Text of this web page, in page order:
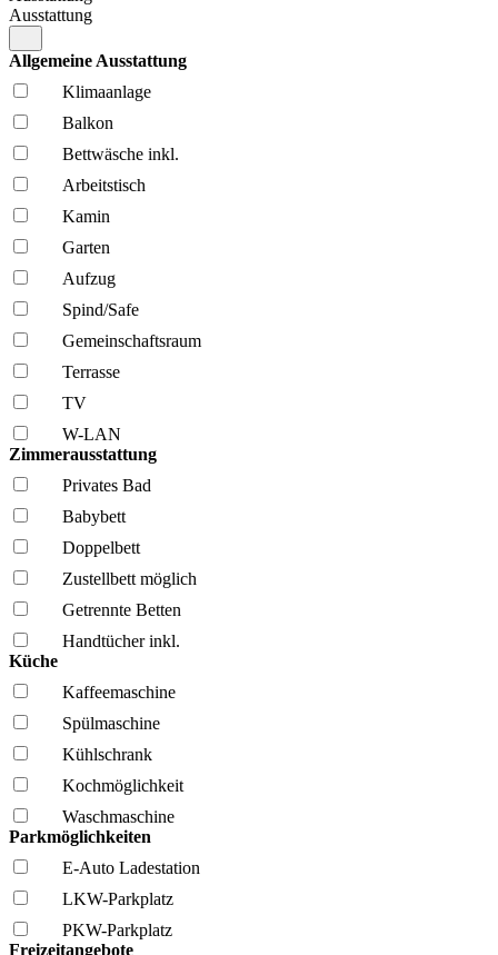
Ausstattung
Allgemeine Ausstattung
Klima­anlage
Balkon
Bettwäsche inkl.
Arbeitstisch
Kamin
Garten
Aufzug
Spind/Safe
Gemeinschafts­raum
Terrasse
TV
W-LAN
Zimmerausstattung
Privates Bad
Babybett
Doppelbett
Zustellbett möglich
Getrennte Betten
Handtücher inkl.
Küche
Kaffee­maschine
Spül­maschine
Kühl­schrank
Kochmöglich­keit
Wasch­maschine
Parkmöglichkeiten
E-Auto Ladestation
LKW-Parkplatz
PKW-Parkplatz
Freizeitangebote